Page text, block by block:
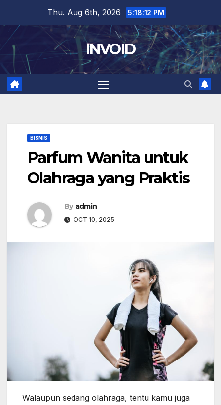
content
Thu. Aug 6th, 2026 5:18:13 PM
INVOID
BISNIS
Parfum Wanita untuk
Olahraga yang Praktis
By admin
OCT 10, 2025
Walaupun sedang olahraga, tentu kamu juga